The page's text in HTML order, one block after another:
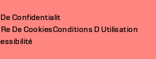
Confidentialit
De CookiesConditions D Utilisation